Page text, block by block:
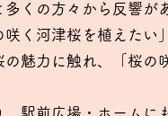
くの方々から反響が
咲く河津桜を植えたい
の魅力に触れ、「桜の
駅前広場・ホームに